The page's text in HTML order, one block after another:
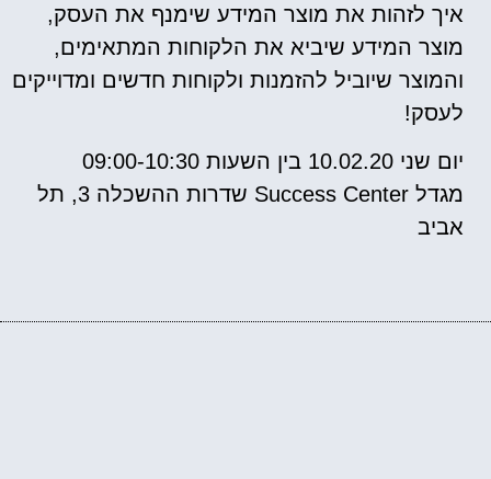
איך לזהות את מוצר המידע שימנף את העסק,
מוצר המידע שיביא את הלקוחות המתאימים,
והמוצר שיוביל להזמנות ולקוחות חדשים ומדוייקים
לעסק!
יום שני 10.02.20 בין השעות 09:00-10:30
מגדל Success Center שדרות ההשכלה 3, תל
אביב